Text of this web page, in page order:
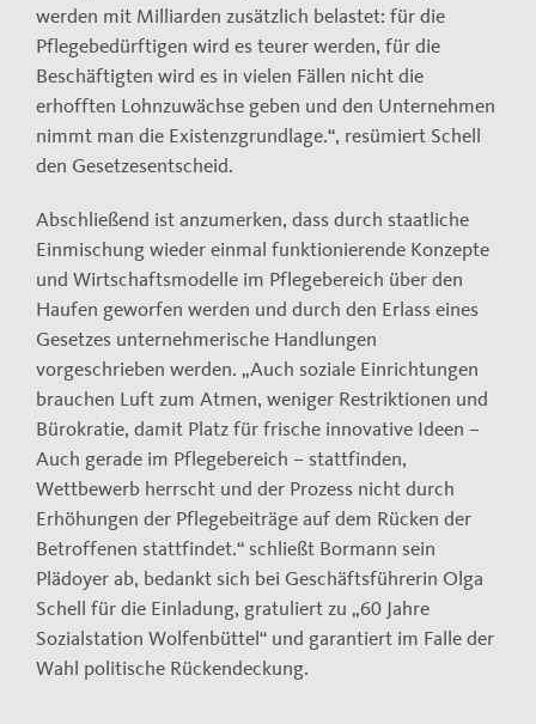
werden mit Milliarden zusätzlich belastet: für die
Pflegebedürftigen wird es teurer werden, für die
Beschäftigten wird es in vielen Fällen nicht die
erhofften Lohnzuwächse geben und den Unternehmen
nimmt man die Existenzgrundlage.“, resümiert Schell
den Gesetzesentscheid.
Abschließend ist anzumerken, dass durch staatliche
Einmischung wieder einmal funktionierende Konzepte
und Wirtschaftsmodelle im Pflegebereich über den
Haufen geworfen werden und durch den Erlass eines
Gesetzes unternehmerische Handlungen
vorgeschrieben werden. „Auch soziale Einrichtungen
brauchen Luft zum Atmen, weniger Restriktionen und
Bürokratie, damit Platz für frische innovative Ideen –
Auch gerade im Pflegebereich – stattfinden,
Wettbewerb herrscht und der Prozess nicht durch
Erhöhungen der Pflegebeiträge auf dem Rücken der
Betroffenen stattfindet.“ schließt Bormann sein
Plädoyer ab, bedankt sich bei Geschäftsführerin Olga
Schell für die Einladung, gratuliert zu „60 Jahre
Sozialstation Wolfenbüttel“ und garantiert im Falle der
Wahl politische Rückendeckung.